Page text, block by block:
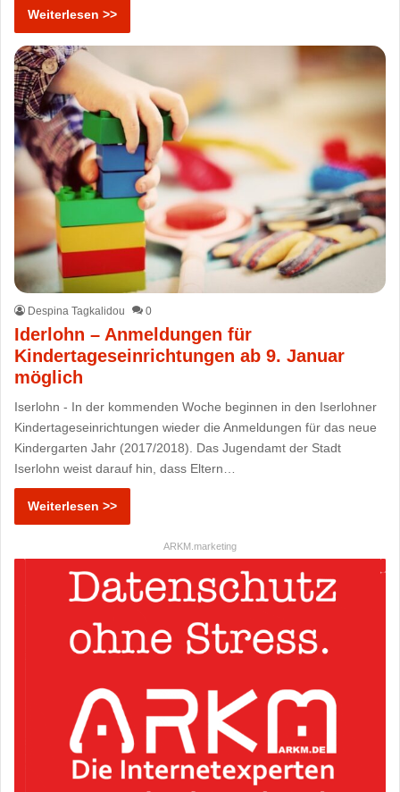
Weiterlesen >>
Despina Tagkalidou 0
Iderlohn – Anmeldungen für
Kindertageseinrichtungen ab 9. Januar
möglich
Iserlohn - In der kommenden Woche beginnen in den Iserlohner
Kindertageseinrichtungen wieder die Anmeldungen für das neue
Kindergarten Jahr (2017/2018). Das Jugendamt der Stadt
Iserlohn weist darauf hin, dass Eltern…
Weiterlesen >>
ARKM.marketing